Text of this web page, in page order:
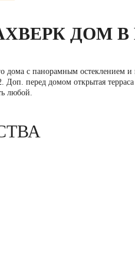
ДОМ В
с панорамным остеклением
перед домом открытая
любой.